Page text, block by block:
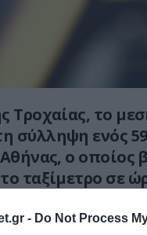
- Do Not Process
Τροχαίας, το
σύλληψη ενός
ο οποίος
ταξίμετρο σε